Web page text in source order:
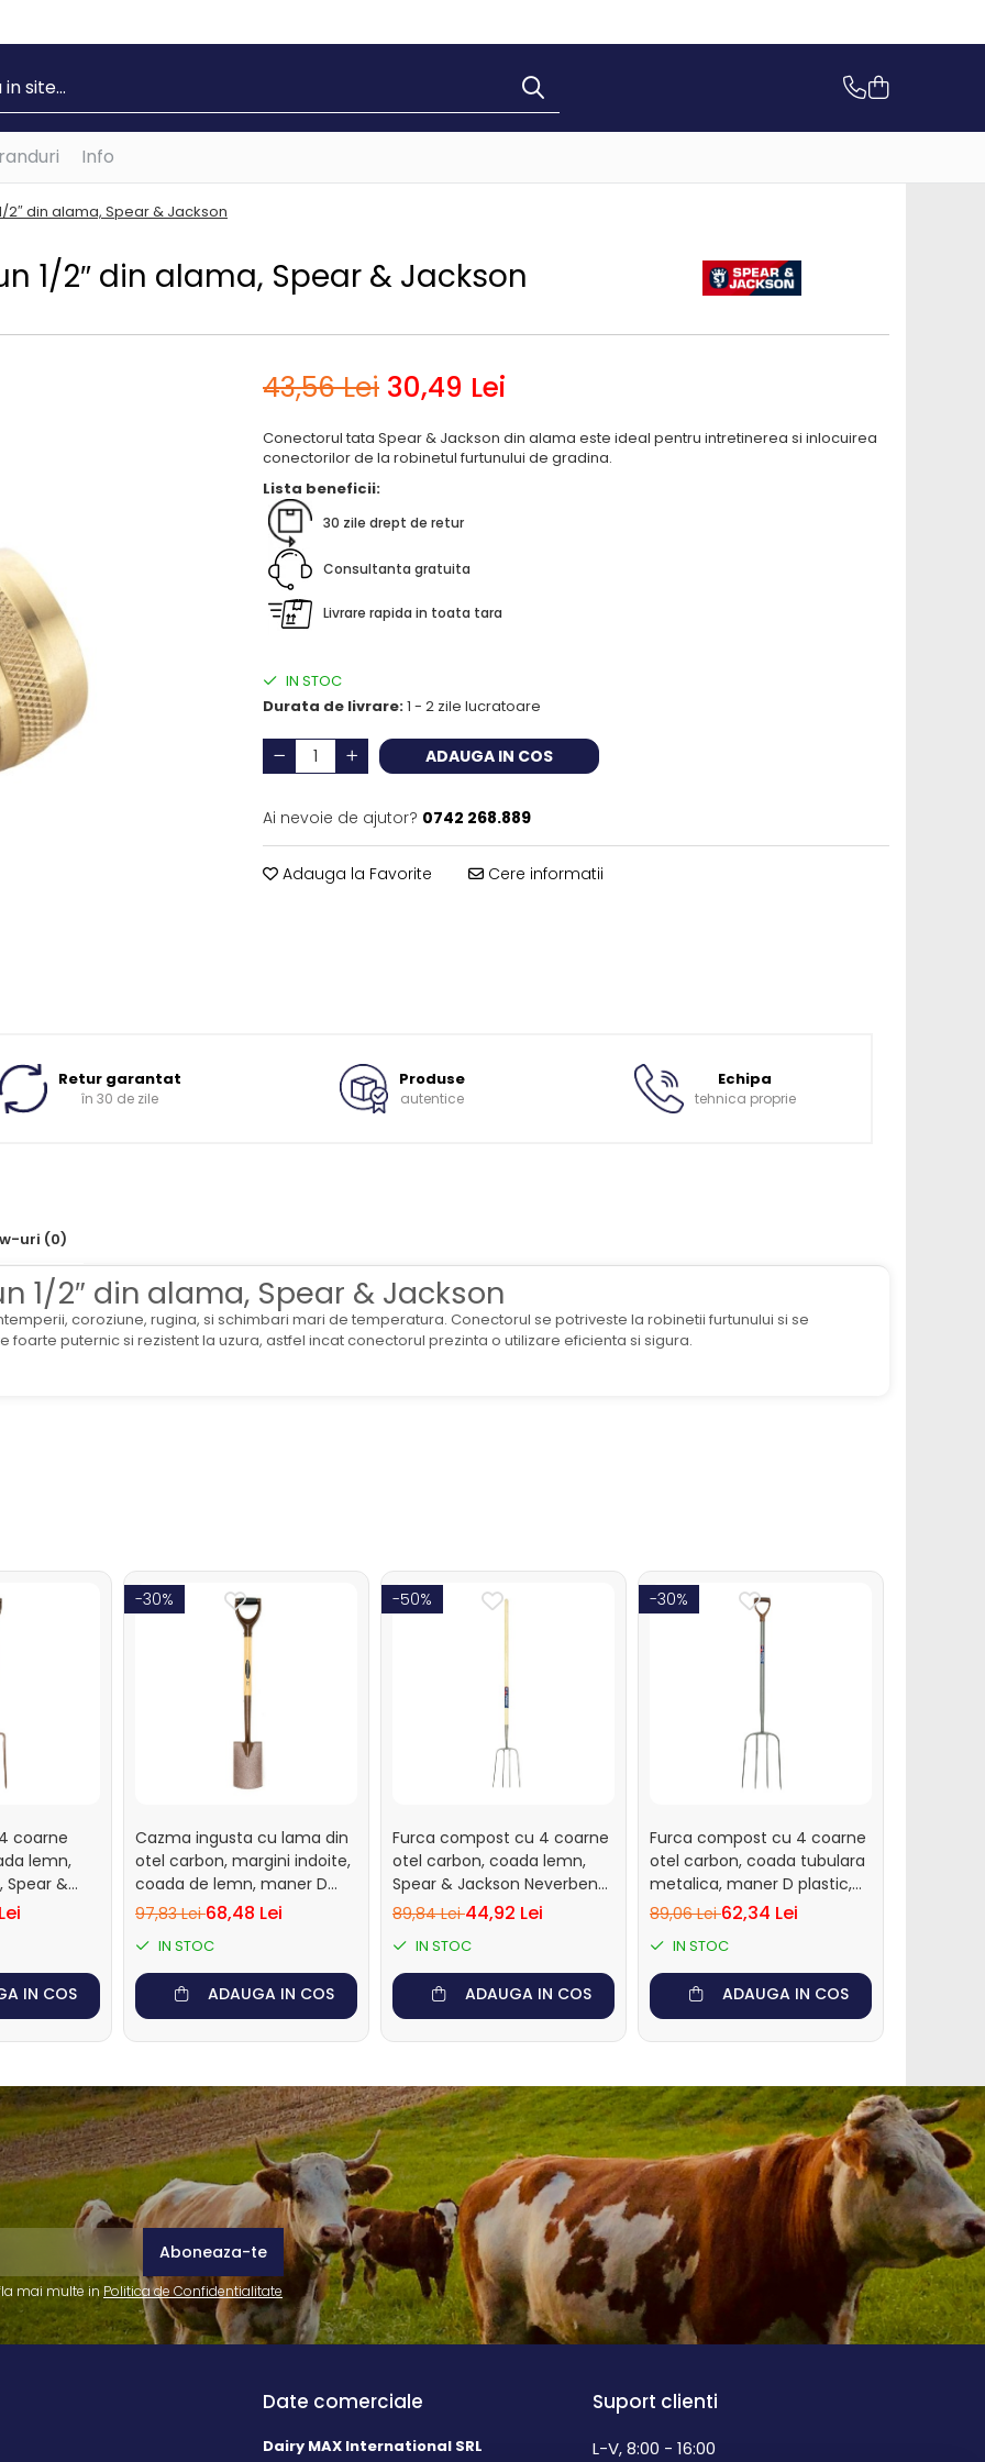
Info
din alama, Spear & Jackson
1/2″ din alama, Spear & Jackson
43,56Lei 30,49 Lei
Conectorul tata Spear & Jackson din alama este ideal pentru intretinerea si inlocuirea
conectorilor de la robinetul furtunului de gradina.
Lista beneficii:
30 zile drept de retur
Consultanta gratuita
Livrare rapida in toata tara
IN STOC
Durata de livrare:1 - 2 zile lucratoare
ADAUGA IN COS
Ai nevoie de ajutor? 0742 268.889
Adauga la Favorite Cere informatii
Retur garantat
în 30 de zile
Produse
autentice
Echipa
tehnica proprie
uri (0)
1/2″ din alama, Spear & Jackson
coroziune, rugina, si schimbari mari de temperatura. Conectorul se potriveste la robinetii furtunului si se
foarte puternic si rezistent la uzura, astfel incat conectorul prezinta o utilizare eficienta si sigura.
coarne
lemn,
Spear &
IN COS
-30%
Cazma ingusta cu lama din
otel carbon, margini indoite,
coada de lemn, maner D
plastic, Spear & Jackson
97,83 Lei68,48 Lei
IN STOC
ADAUGA IN COS
-50%
Furca compost cu 4 coarne
otel carbon, coada lemn,
Spear & Jackson Neverbend
Professional
89,84 Lei44,92 Lei
IN STOC
ADAUGA IN COS
-30%
Furca compost cu 4 coarne
otel carbon, coada tubulara
metalica, maner D plastic,
Spear & Jackson Neverbend
89,06 Lei62,34 Lei
IN STOC
ADAUGA IN COS
mai multe in Politica de Confidentialitate
Date comerciale
Dairy MAX International SRL
Suport clienti
L-V, 8:00 - 16:00